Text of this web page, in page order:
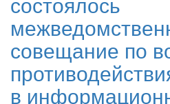
совещание по
в